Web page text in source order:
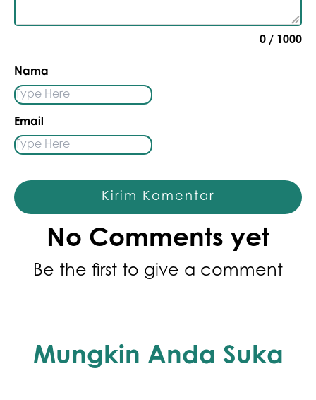
0 / 1000
Nama
Email
Kirim Komentar
No Comments yet
Be the first to give a comment
Mungkin Anda Suka